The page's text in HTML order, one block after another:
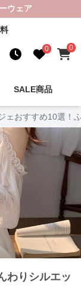
ウェア
0 0
SALE商品
ェおすすめ10選！
わりシルエッ